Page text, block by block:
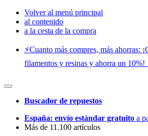
Volver al menú principal
al contenido
a la cesta de la compra
⚡️Cuanto más compres, más ahorras:
filamentos y resinas y ahorra un 10%!
Buscador de repuestos
España: envío estándar gratuito a
Más de 11.100 artículos